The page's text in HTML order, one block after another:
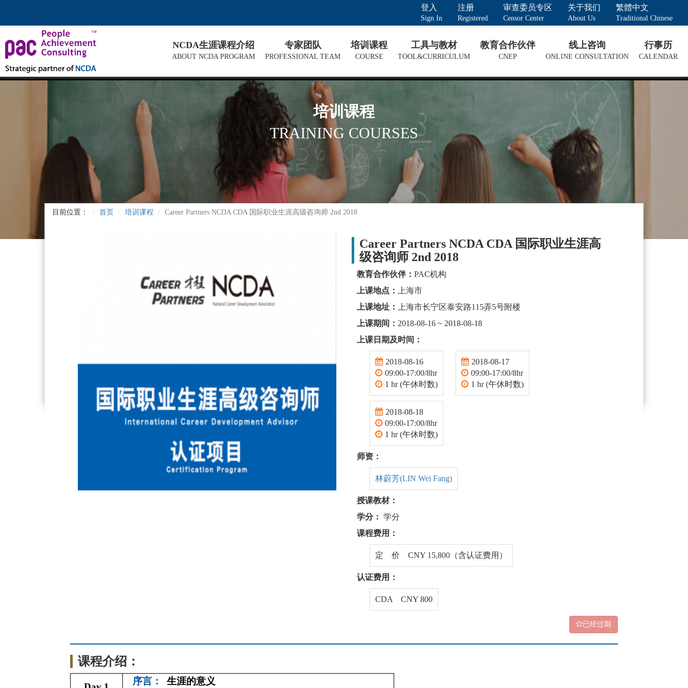
登入
Sign In
注册
Registered
审查委员专区
Censor Center
关于我们
About Us
繁體中文
Traditional Chinese
NCDA生涯课程介绍
ABOUT NCDA PROGRAM
专家团队
PROFESSIONAL TEAM
培训课程
COURSE
工具与教材
TOOL&CURRICULUM
教育合作伙伴
CNEP
线上咨询
ONLINE CONSULTATION
行事历
CALENDAR
培训课程
TRAINING COURSES
目前位置： 首页 培训课程 Career Partners NCDA CDA 国际职业生涯高级咨询师 2nd 2018
Career Partners NCDA CDA 国际职业生涯高
级咨询师 2nd 2018
教育合作伙伴： PAC机构
上课地点：
上海市
上课地址：
上海市长宁区泰安路115弄5号附楼
上课期间： 2018-08-16 ~ 2018-08-18
上课日期及时间：
2018-08-16
09:00-17:00/8hr
1 hr (午休时数)
2018-08-17
09:00-17:00/8hr
1 hr (午休时数)
2018-08-18
09:00-17:00/8hr
1 hr (午休时数)
师资：
林蔚芳(LIN Wei Fang)
授课教材：
学分： 学分
课程费用：
定 价 CNY 15,800（含认证费用）
认证费用：
CDA CNY 800
已经过期
课程介绍：
序言： 生涯的意义